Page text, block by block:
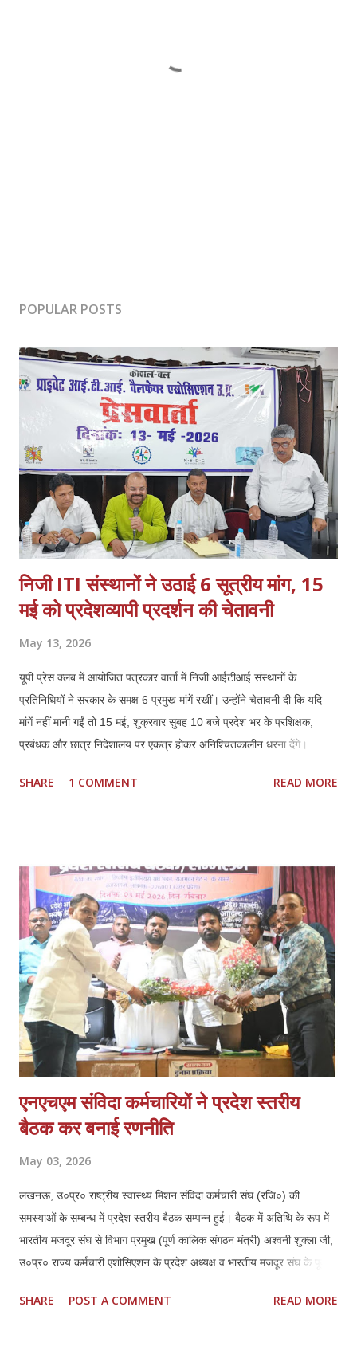
POPULAR POSTS
निजी ITI संस्थानों ने उठाई 6 सूत्रीय मांग, 15
मई को प्रदेशव्यापी प्रदर्शन की चेतावनी
May 13, 2026
यूपी प्रेस क्लब में आयोजित पत्रकार वार्ता में निजी आईटीआई संस्थानों के
प्रतिनिधियों ने सरकार के समक्ष 6 प्रमुख मांगें रखीं। उन्होंने चेतावनी दी कि यदि
मांगें नहीं मानी गईं तो 15 मई, शुक्रवार सुबह 10 बजे प्रदेश भर के प्रशिक्षक,
प्रबंधक और छात्र निदेशालय पर एकत्र होकर अनिश्चितकालीन धरना देंगे।
लेकिन मौजूदा नीतियों से संस्थानों की आर्थिक और प्रशासनिक स्थिति प्रभावित हो
हो:* पैन, आधार, OTP आधारित e-KYC के बाद अतिरिक्त नोडल वेरिफिकेशन
अनावश्यक और शोषणकारी है। 3. *थर्ड शिफ्ट बहाल हो:* दिन में नौकरी करने वाले
हजारों छात्रों को शाम की शिफ्ट न होने से प्रशिक्षण नहीं मिल पा रहा। 4.
*PMKVY 5.0 में भागीदारी मिले:* निजी संस्थानों के पास संसाधन और अनुभवी
स्टाफ होने के बावजूद योजनाओं में भागी...
SHARE 1 COMMENT READ MORE
एनएचएम संविदा कर्मचारियों ने प्रदेश स्तरीय
बैठक कर बनाई रणनीति
May 03, 2026
लखनऊ, उ०प्र० राष्ट्रीय स्वास्थ्य मिशन संविदा कर्मचारी संघ (रजि०) की
समस्याओं के सम्बन्ध में प्रदेश स्तरीय बैठक सम्पन्न हुई। बैठक में अतिथि के रूप में
भारतीय मजदूर संघ से विभाग प्रमुख (पूर्ण कालिक संगठन मंत्री) अश्वनी शुक्ला जी,
उ०प्र० राज्य कर्मचारी एशोसिएशन के प्रदेश अध्यक्ष व भारतीय मजदूर संघ के पूर्व
दीक्षित जी की गरिमामयी उपस्थिति रही। बैठक की अध्यक्षता कर रहे एनएचएम संघ के
SHARE POST A COMMENT READ MORE